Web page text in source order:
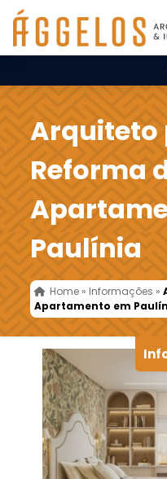
Arquiteto
Reforma
Paulínia
Home » Informações »
Apartamento em